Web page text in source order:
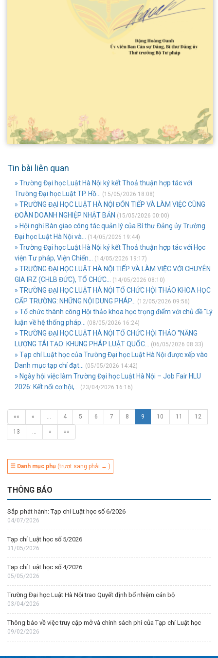
Tin bài liên quan
» Trường Đại học Luật Hà Nội ký kết Thoả thuận hợp tác với
Trường Đại học Luật TP. Hồ...
(15/05/2026 18:08)
» TRƯỜNG ĐẠI HỌC LUẬT HÀ NỘI ĐÓN TIẾP VÀ LÀM VIỆC CÙNG
ĐOÀN DOANH NGHIỆP NHẬT BẢN (15/05/2026 00:00)
» Hội nghị Bàn giao công tác quản lý của Bí thư Đảng ủy Trường
Đại học Luật Hà Nội và...
(14/05/2026 19:44)
» Trường Đại học Luật Hà Nội ký kết Thoả thuận hợp tác với Học
viện Tư pháp, Viện Chiến...
(14/05/2026 19:17)
» TRƯỜNG ĐẠI HỌC LUẬT HÀ NỘI TIẾP VÀ LÀM VIỆC VỚI CHUYÊN
GIA IRZ (CHLB ĐỨC), TỔ CHỨC...
(14/05/2026 08:10)
» TRƯỜNG ĐẠI HỌC LUẬT HÀ NỘI TỔ CHỨC HỘI THẢO KHOA HỌC
CẤP TRƯỜNG: NHỮNG NỘI DUNG PHÁP...
(12/05/2026 09:56)
» Tổ chức thành công Hội thảo khoa học trọng điểm với chủ đề "Lý
luận về hệ thống pháp...
(08/05/2026 16:24)
» TRƯỜNG ĐẠI HỌC LUẬT HÀ NỘI TỔ CHỨC HỘI THẢO "NĂNG
LƯỢNG TÁI TẠO: KHUNG PHÁP LUẬT QUỐC...
(06/05/2026 08:33)
» Tạp chí Luật học của Trường Đại học Luật Hà Nội được xếp vào
Danh mục tạp chí đạt...
(05/05/2026 14:42)
» Ngày hội việc làm Trường Đại học Luật Hà Nội – Job Fair HLU
2026: Kết nối cơ hội,...
(23/04/2026 16:16)
«« « … 4 5 6 7 8 9 10 11 12
13 … » »»
☰ Danh mục phụ (trượt sang phải → )
THÔNG BÁO
Sắp phát hành: Tạp chí Luật học số 6/2026
04/07/2026
Tạp chí Luật học số 5/2026
31/05/2026
Tạp chí Luật học số 4/2026
05/05/2026
Trường Đại học Luật Hà Nội trao Quyết định bổ nhiệm cán bộ
03/04/2026
Thông báo về việc truy cập mở và chính sách phí của Tạp chí Luật học
09/02/2026